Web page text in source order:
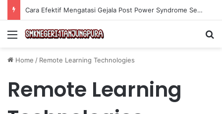
Cara Efektif Mengatasi Gejala Post Power Syndrome Setelah Pensiun Kerja
Menu
Home / Remote Learning Technologies
Remote Learning